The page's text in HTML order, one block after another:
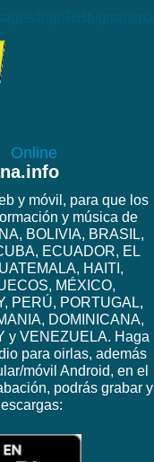
Online
y móvil, para que los
y música de
BOLIVIA, BRASIL,
ECUADOR, EL
HAITI,
MÉXICO,
PERÚ, PORTUGAL,
DOMINICANA,
y VENEZUELA. Haga
para oirlas, además
móvil Android, en el
podrás grabar y